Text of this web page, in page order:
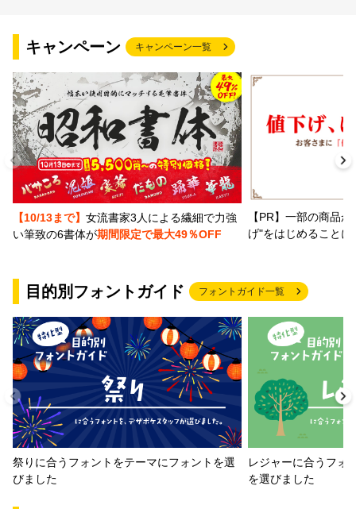
キャンペーン キャンペーン一覧
【10/13まで】 女流書家3人による繊細で力強
い筆致の6書体が期間限定で最大49％OFF
【PR】一部の商品
げ"をはじめること
目的別フォントガイド フォントガイド一覧
祭りに合うフォントをテーマにフォントを選
びました
レジャーに合うフォ
を選びました